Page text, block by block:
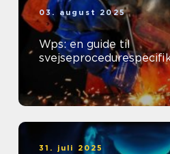
03. august 2025
Wps: en guide til
31. juli 2025